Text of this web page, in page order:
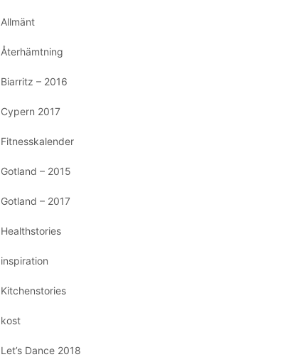
Allmänt
Återhämtning
Biarritz – 2016
Cypern 2017
Fitnesskalender
Gotland – 2015
Gotland – 2017
Healthstories
inspiration
Kitchenstories
kost
Let’s Dance 2018